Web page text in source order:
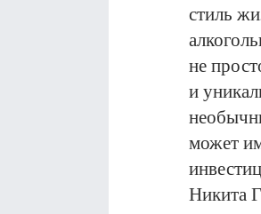
стиль
не
и
может
Никита